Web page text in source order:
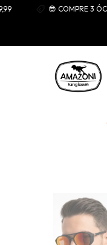
😎 COMPRE 3 ÓCULOS